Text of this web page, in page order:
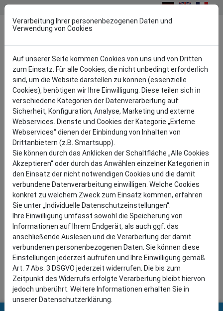
DFGB Industrie Siebtechnik | Sonstiges
LOCHBLECH IN DER SIEBTECHNIK
BILDERGALERIE
Siebtechnik
Siebblech aus verschleißfestem Material
zurück
Verarbeitung Ihrer personenbezogenen Daten und
Verwendung von Cookies
Auf unserer Seite kommen Cookies von uns und von Dritten
zum Einsatz. Für alle Cookies, die nicht unbedingt erforderlich
sind, um die Website darstellen zu können (essenzielle
Cookies), benötigen wir Ihre Einwilligung. Diese teilen sich in
verschiedene Kategorien der Datenverarbeitung auf:
Sicherheit, Konfiguration, Analyse, Marketing und externe
Webservices. Dienste und Cookies der Kategorie „Externe
Webservices“ dienen der Einbindung von Inhalten von
Drittanbietern (z.B. Smartsupp).
Sie können durch das Anklicken der Schaltfläche „Alle Cookies
Akzeptieren“ oder durch das Anwählen einzelner Kategorien in
den Einsatz der nicht notwendigen Cookies und die damit
verbundene Datenverarbeitung einwilligen. Welche Cookies
konkret zu welchem Zweck zum Einsatz kommen, erfahren
Sie unter „Individuelle Datenschutzeinstellungen“.
Ihre Einwilligung umfasst sowohl die Speicherung von
Informationen auf Ihrem Endgerät, als auch ggf. das
anschließende Auslesen und die Verarbeitung der damit
verbundenen personenbezogenen Daten. Sie können diese
Einstellungen jederzeit aufrufen und Ihre Einwilligung gemäß
Art. 7 Abs. 3 DSGVO jederzeit widerrufen. Die bis zum
Zeitpunkt des Widerrufs erfolgte Verarbeitung bleibt hiervon
jedoch unberührt. Weitere Informationen erhalten Sie in
unserer Datenschutzerklärung.